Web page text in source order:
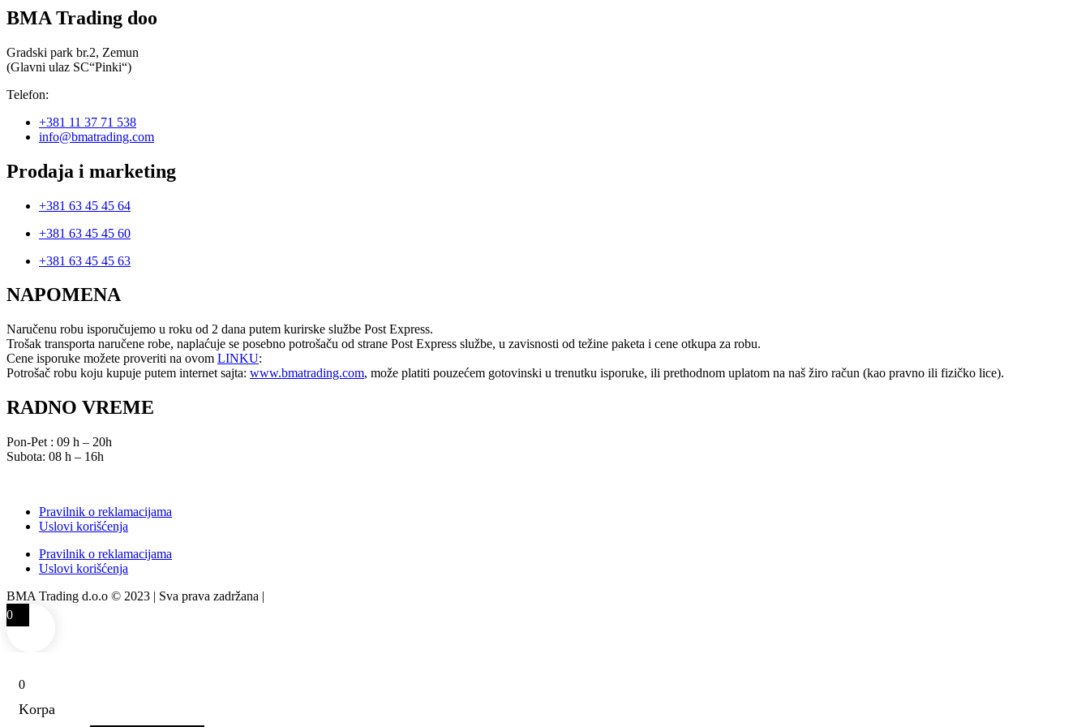
BMA Trading doo
Gradski park br.2, Zemun
(Glavni ulaz SC“Pinki“)
Telefon:
+381 11 37 71 538
info@bmatrading.com
Prodaja i marketing
+381 63 45 45 64
+381 63 45 45 60
+381 63 45 45 63
NAPOMENA
Naručenu robu isporučujemo u roku od 2 dana putem kurirske službe Post Express.
Trošak transporta naručene robe, naplaćuje se posebno potrošaču od strane Post Express službe, u zavisnosti od težine paketa i cene otkupa za robu.
Cene isporuke možete proveriti na ovom LINKU:
Potrošač robu koju kupuje putem internet sajta: www.bmatrading.com, može platiti pouzećem gotovinski u trenutku isporuke, ili prethodnom uplatom na naš žiro račun (kao pravno ili fizičko lice).
RADNO VREME
Pon-Pet : 09 h – 20h
Subota: 08 h – 16h
Pravilnik o reklamacijama
Uslovi korišćenja
Pravilnik o reklamacijama
Uslovi korišćenja
BMA Trading d.o.o © 2023 | Sva prava zadržana |
0
0
Korpa